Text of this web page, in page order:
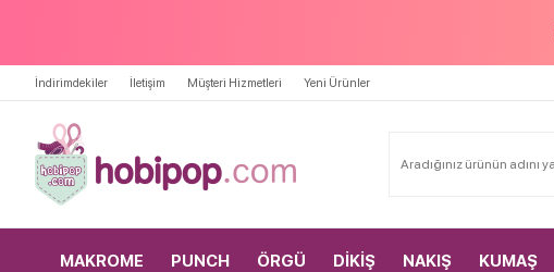
İndirimdekiler İletişim Müşteri Hizmetleri Yeni Ürünler
MAKROME PUNCH ÖRGÜ DİKİŞ NAKIŞ KUMAŞ